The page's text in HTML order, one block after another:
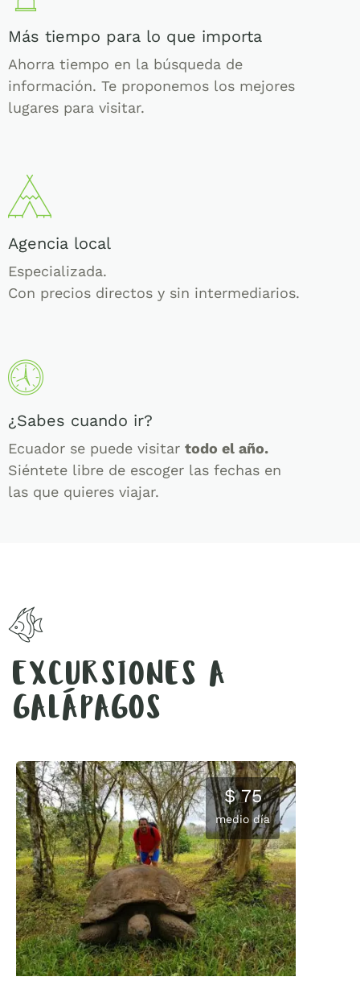
Más tiempo para lo que importa
Ahorra tiempo en la búsqueda de
información. Te proponemos los mejores
lugares para visitar.
Agencia local
Especializada.
Con precios directos y sin intermediarios.
¿Sabes cuando ir?
Ecuador se puede visitar todo el año.
Siéntete libre de escoger las fechas en
las que quieres viajar.
EXCURSIONES A
GALÁPAGOS
$ 75
medio día